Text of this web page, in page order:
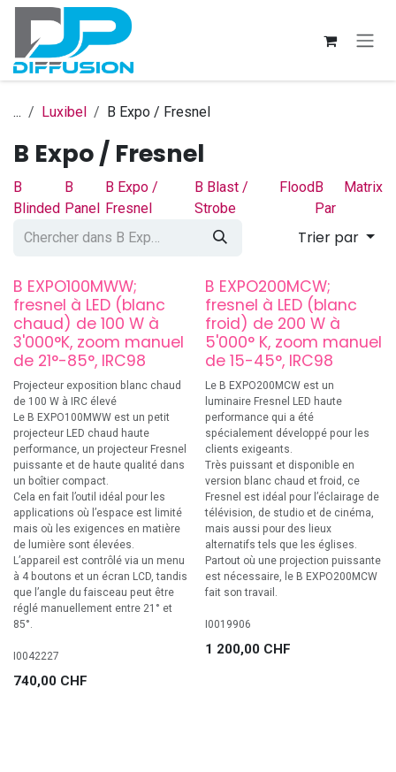
Se rendre au contenu
... Luxibel B Expo / Fresnel
B Expo / Fresnel
B
Blinded
B
Panel
B Expo /
Fresnel
B Blast /
Strobe
FloodB
Par
Matrix
Trier par
B EXPO100MWW;
fresnel à LED (blanc
chaud) de 100 W à
3'000°K, zoom manuel
de 21°-85°, IRC98
Projecteur exposition blanc chaud
de 100 W à IRC élevé
Le B EXPO100MWW est un petit
projecteur LED chaud haute
performance, un projecteur Fresnel
puissante et de haute qualité dans
un boîtier compact.
Cela en fait l’outil idéal pour les
applications où l’espace est limité
mais où les exigences en matière
de lumière sont élevées.
L’appareil est contrôlé via un menu
à 4 boutons et un écran LCD, tandis
que l’angle du faisceau peut être
réglé manuellement entre 21° et
85°.
I0042227
740,00 CHF
B EXPO200MCW;
fresnel à LED (blanc
froid) de 200 W à
5'000° K, zoom manuel
de 15-45°, IRC98
Le B EXPO200MCW est un
luminaire Fresnel LED haute
performance qui a été
spécialement développé pour les
clients exigeants.
Très puissant et disponible en
version blanc chaud et froid, ce
Fresnel est idéal pour l’éclairage de
télévision, de studio et de cinéma,
mais aussi pour des lieux
alternatifs tels que les églises.
Partout où une projection puissante
est nécessaire, le B EXPO200MCW
fait son travail.
I0019906
1 200,00CHF